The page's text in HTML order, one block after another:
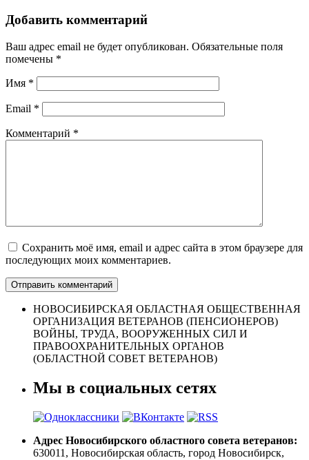
Добавить комментарий
Ваш адрес email не будет опубликован. Обязательные поля
помечены *
Имя *
Email *
Комментарий *
Сохранить моё имя, email и адрес сайта в этом браузере для
последующих моих комментариев.
НОВОСИБИРСКАЯ ОБЛАСТНАЯ ОБЩЕСТВЕННАЯ
ОРГАНИЗАЦИЯ ВЕТЕРАНОВ (ПЕНСИОНЕРОВ)
ВОЙНЫ, ТРУДА, ВООРУЖЕННЫХ СИЛ И
ПРАВООХРАНИТЕЛЬНЫХ ОРГАНОВ
(ОБЛАСТНОЙ СОВЕТ ВЕТЕРАНОВ)
Мы в социальных сетях
Адрес Новосибирского областного совета ветеранов:
630011, Новосибирская область, город Новосибирск,